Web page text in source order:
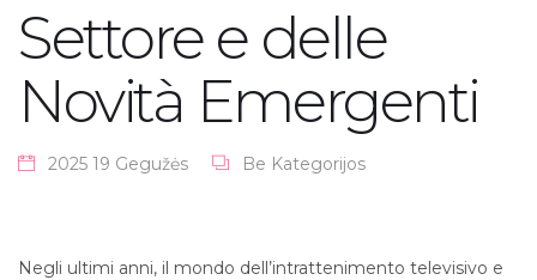
Settore e delle
Novità Emergenti
2025 19 Gegužės Be Kategorijos
Negli ultimi anni, il mondo dell’intrattenimento televisivo e